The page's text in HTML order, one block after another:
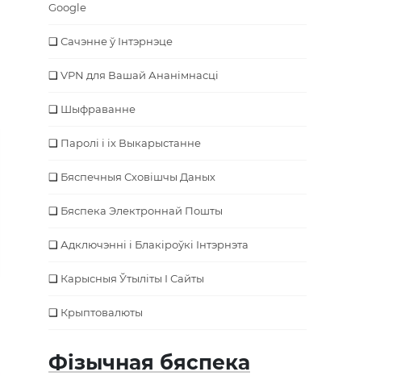
Google
Сачэнне ў Інтэрнэце
VPN для Вашай Ананімнасці
Шыфраванне
Паролі і іх Выкарыстанне
Бяспечныя Сховішчы Даных
Бяспека Электроннай Пошты
Адключэнні і Блакіроўкі Інтэрнэта
Карысныя Ўтыліты І Сайты
Крыптовалюты
Фізычная бяспека